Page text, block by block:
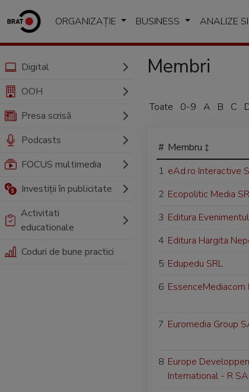
ORGANIZAȚIE BUSINESS ANALIZE
Digital
OOH
Presa scrisă
Podcasts
FOCUS multimedia
Investiții în publicitate
Activitati
educationale
Coduri de bune practici
Membri
Toate 0-9 A B C
# Membru
1 eAd.ro Interactive
2 Ecopolitic Media
3 Editura
4 Editura Hargita
5 Edupedu SRL
6 EssenceMediacom
7 Euromedia Group
8 Europe
International - R SA